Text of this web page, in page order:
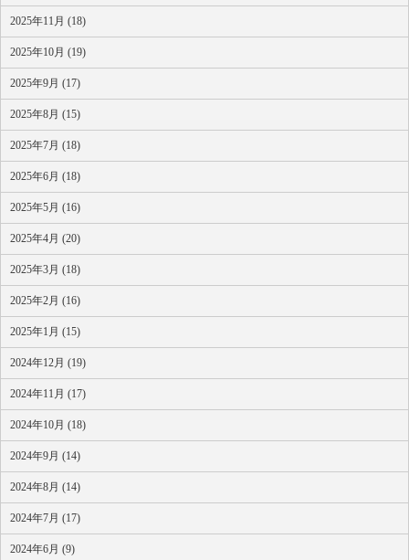
2025年11月 (18)
2025年10月 (19)
2025年9月 (17)
2025年8月 (15)
2025年7月 (18)
2025年6月 (18)
2025年5月 (16)
2025年4月 (20)
2025年3月 (18)
2025年2月 (16)
2025年1月 (15)
2024年12月 (19)
2024年11月 (17)
2024年10月 (18)
2024年9月 (14)
2024年8月 (14)
2024年7月 (17)
2024年6月 (9)